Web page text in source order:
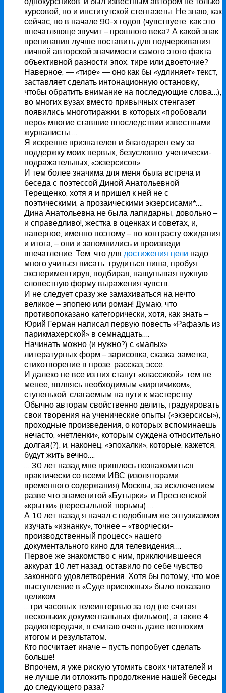
курсовой, но и институтской стенгазеты. Не знаю, как
сейчас, но в начале 90-х годов (чувствуете, как это
впечатляюще звучит – прошлого века? А какой знак
препинания лучше поставить для подчеркивания
личной авторской значимости самого этого факта
объективной разности эпох: тире или двоеточие?
Наверное, — «тире» — оно как бы «удлиняет» текст,
заставляет сделать интонационную остановку,
чтобы обратить внимание на последующие слова…),
во многих вузах вместо привычных стенгазет
появились многотиражки, в которых «пробовали
перо» многие ставшие впоследствии известными
журналисты….
Я искренне признателен и благодарен ему за
поддержку моих первых, безусловно, ученически-
подражательных, «экзерсисов».
И тем более значима для меня была встреча и
беседа с поэтессой Диной Анатольевной
Терещенко, хотя я и пришел к ней не с
поэтическими, а прозаическими экзерсисами*….
Дина Анатольевна не была лапидарны, довольно –
и справедливо!, жестка в оценках и советах, и,
наверное, именно поэтому – по контрасту ожидания
и итога, – они и запомнились и произведи
впечатление. Тем, что для достижения цели надо
много учиться писать, трудиться пиша, пробуя,
экспериментируя, подбирая, нащупывая нужную
словестную форму выражения чувств.
И не следует сразу же замахиваться на нечто
великое – эпопею или роман! Думаю, что
противопоказано категорически, хотя, как знать –
Юрий Герман написал первую повесть «Рафаэль из
парикмахерской» в семнадцать….
Начинать можно (и нужно?) с «малых»
литературных форм – зарисовка, сказка, заметка,
стихотворение в прозе, рассказ, эссе.
И далеко не все из них станут «классикой», тем не
менее, являясь необходимым «кирпичиком»,
ступенькой, слагаемым на пути к мастерству.
Обычно авторам свойственно делить, градуировать
свои творения на ученические опыты («экзерсисы»),
проходные произведения, о которых вспоминаешь
нечасто, «нетленки», которым суждена относительно
долгая(?), и, наконец, «эпохалки», которые, кажется,
будут жить вечно….
… 30 лет назад мне пришлось познакомиться
практически со всеми ИВС (изоляторами
временного содержания) Москвы, за исключением
разве что знаменитой «Бутырки», и Пресненской
«крытки» (пересыльной тюрьмы)….
А 10 лет назад я начал с подобным же энтузиазмом
изучать «изнанку», точнее – «творчески-
производственный процесс» нашего
документального кино для телевидения….
Первое же знакомство с ним, приключившееся
аккурат 10 лет назад, оставило по себе чувство
законного удовлетворения. Хотя бы потому, что мое
выступление в «Суде присяжных» было показано
целиком.
…три часовых телеинтервью за год (не считая
нескольких документальных фильмов), а также 4
радиопередачи, я считаю очень даже неплохим
итогом и результатом.
Кто посчитает иначе – пусть попробует сделать
больше!
Впрочем, я уже рискую утомить своих читателей и
не лучше ли отложить продолжение нашей беседы
до следующего раза?